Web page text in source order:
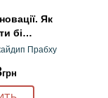
Як
бі…
Прабху
грн